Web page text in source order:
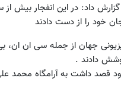
در همین حال فرانس 24 گزارش داد: در
خود را از دست دادند
دادند .
قصد داشت به آرامگاه محمد